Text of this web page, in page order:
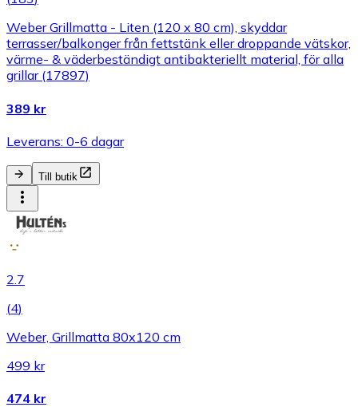
Weber Grillmatta - Liten (120 x 80 cm), skyddar
terrasser/balkonger från fettstänk eller droppande vätskor,
värme- & väderbeständigt antibakteriellt material, för alla
grillar (17897)
389 kr
Leverans: 0-6 dagar
Till butik
2.7
(4)
Weber, Grillmatta 80x120 cm
499 kr
474 kr